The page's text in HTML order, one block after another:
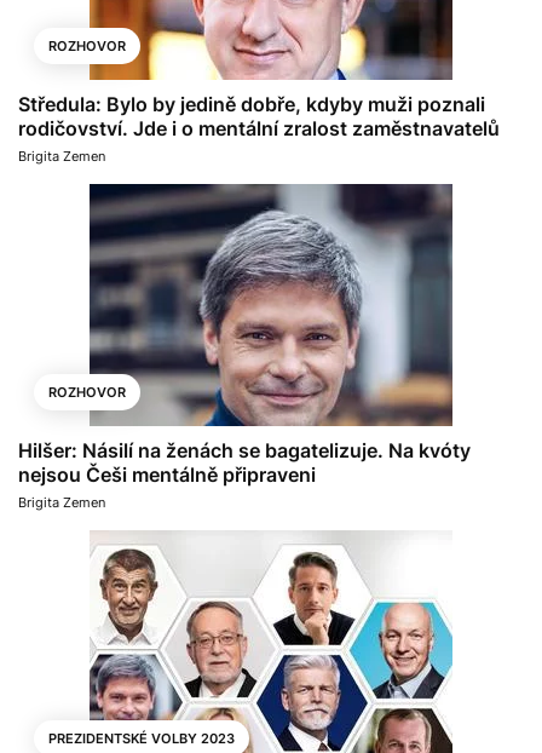
ROZHOVOR
Středula: Bylo by jedině dobře, kdyby muži poznali
rodičovství. Jde i o mentální zralost zaměstnavatelů
Brigita Zemen
ROZHOVOR
Hilšer: Násilí na ženách se bagatelizuje. Na kvóty
nejsou Češi mentálně připraveni
Brigita Zemen
PREZIDENTSKÉ VOLBY 2023